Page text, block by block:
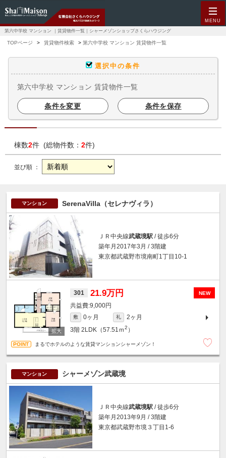
MENU
第六中学校 マンション ｜賃貸物件一覧｜シャーメゾンショップさくらハウジング
TOPページ 賃貸物件検索 第六中学校 マンション 賃貸物件一覧
選択中の条件
第六中学校 マンション 賃貸物件一覧
条件を変更 条件を保存
棟数2件 (総物件数： 2件)
並び順 ：
マンション SerenaVilla（セレナヴィラ）
ＪＲ中央線武蔵境駅 / 徒歩6分
築年月2017年3月 / 3階建
東京都武蔵野市境南町1丁目10-1
NEW
301 21.9万円
9,000円
敷 0ヶ月 礼
2ヶ月
3階 2LDK（57.51ｍ2 ）
まるでホテルのような賃貸マンションシャーメゾン！
マンション シャーメゾン武蔵境
ＪＲ中央線武蔵境駅 / 徒歩6分
築年月2013年9月 / 3階建
東京都武蔵野市境３丁目1-6